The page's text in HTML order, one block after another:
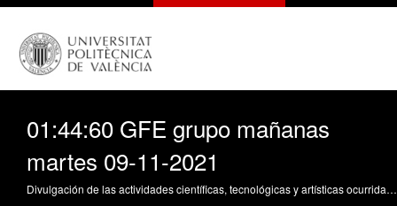
01:44:60 GFE grupo mañanas
martes 09-11-2021
Divulgación de las actividades científicas, tecnológicas y artísticas ocurridas en los tres campus de la UPV